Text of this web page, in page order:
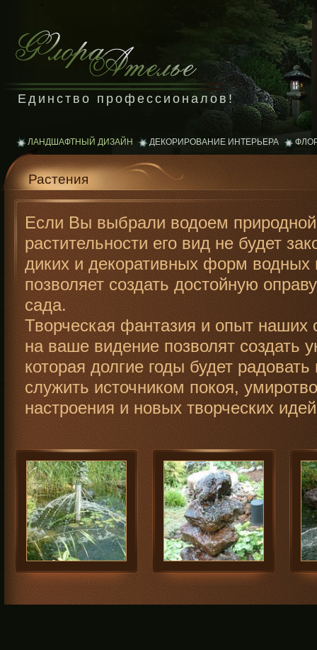
Растения
Единство профессионалов!
Если Вы выбрали водоем
растительности его вид не будет
диких и декоративных форм водных
позволяет создать достойную
сада.
Творческая фантазия и опыт
на ваше видение позволят создать
которая долгие годы будет
служить источником покоя,
настроения и новых творческих
ЛАНДШАФТНЫЙ ДИЗАЙН ДЕКОРИРОВАНИЕ ИНТЕРЬЕРА